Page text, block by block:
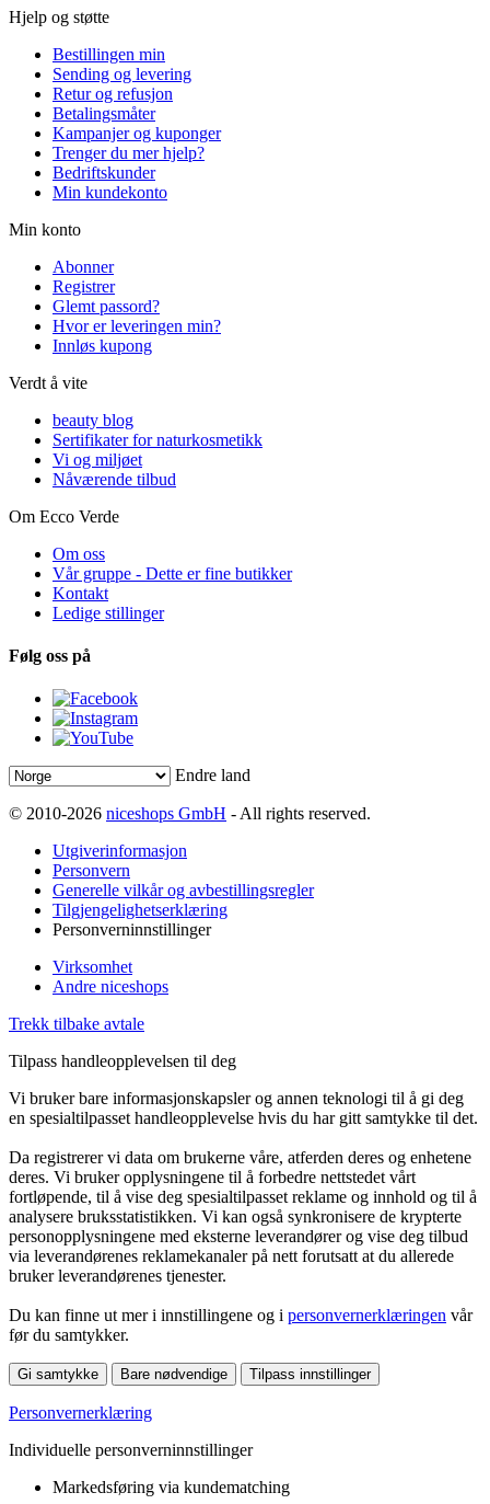
Hjelp og støtte
Bestillingen min
Sending og levering
Retur og refusjon
Betalingsmåter
Kampanjer og kuponger
Trenger du mer hjelp?
Bedriftskunder
Min kundekonto
Min konto
Abonner
Registrer
Glemt passord?
Hvor er leveringen min?
Innløs kupong
Verdt å vite
beauty blog
Sertifikater for naturkosmetikk
Vi og miljøet
Nåværende tilbud
Om Ecco Verde
Om oss
Vår gruppe - Dette er fine butikker
Kontakt
Ledige stillinger
Følg oss på
Endre land
© 2010-2026 niceshops GmbH - All rights reserved.
Utgiverinformasjon
Personvern
Generelle vilkår og avbestillingsregler
Tilgjengelighetserklæring
Personverninnstillinger
Virksomhet
Andre niceshops
Trekk tilbake avtale
Tilpass handleopplevelsen til deg
Vi bruker bare informasjonskapsler og annen teknologi til å gi deg
en spesialtilpasset handleopplevelse hvis du har gitt samtykke til det.
Da registrerer vi data om brukerne våre, atferden deres og enhetene
deres. Vi bruker opplysningene til å forbedre nettstedet vårt
fortløpende, til å vise deg spesialtilpasset reklame og innhold og til å
analysere bruksstatistikken. Vi kan også synkronisere de krypterte
personopplysningene med eksterne leverandører og vise deg tilbud
via leverandørenes reklamekanaler på nett forutsatt at du allerede
bruker leverandørenes tjenester.
Du kan finne ut mer i innstillingene og i personvernerklæringen vår
før du samtykker.
Gi samtykke Bare nødvendige Tilpass innstillinger
Personvernerklæring
Individuelle personverninnstillinger
Markedsføring via kundematching